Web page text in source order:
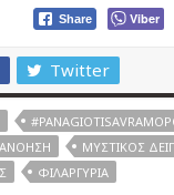
Share Viber
Twitter
ΜΥΣΤΙΚΌΣ
ΦΙΛΑΡΓΥΡΊΑ